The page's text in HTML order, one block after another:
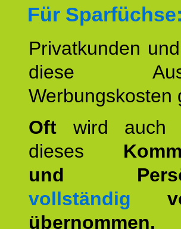
Für Sparfüchse:
Privatkunden
diese
Werbungskosten
Oft wird auch
dieses
und
vollständig
übernommen.